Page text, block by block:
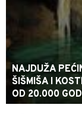
NAJDUŽA
ŠIŠMIŠA I
OD 20.000